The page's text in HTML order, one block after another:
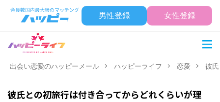
男性登録 女性登録
出会い恋愛のハッピーメール ハッピーライフ 恋愛 彼
彼氏との初旅行は付き合ってからどれくらいが理